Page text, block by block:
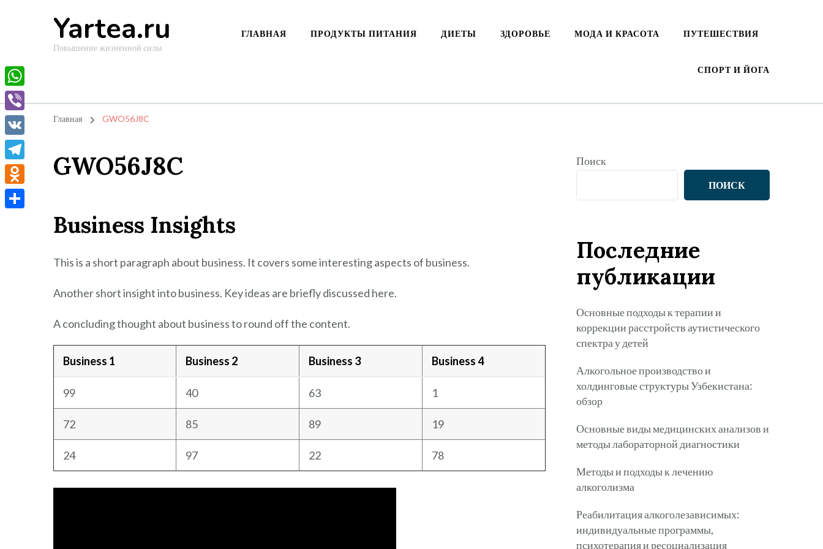
Yartea.ru
Повышение жизненной силы
ГЛАВНАЯ ПРОДУКТЫ ПИТАНИЯ ДИЕТЫ ЗДОРОВЬЕ МОДА И КРАСОТА ПУТЕШЕСТВИЯ
СПОРТ И ЙОГА
Главная GWO56J8C
GWO56J8C
Business Insights
This is a short paragraph about business. It covers some interesting aspects of business.
Another short insight into business. Key ideas are briefly discussed here.
A concluding thought about business to round off the content.
Business 1 Business 2 Business 3 Business 4
99 40 63 1
72 85 89 19
24 97 22 78
Поиск
ПОИСК
Последние
публикации
Основные подходы к терапии и
коррекции расстройств аутистического
спектра у детей
Алкогольное производство и
холдинговые структуры Узбекистана:
обзор
Основные виды медицинских анализов и
методы лабораторной диагностики
Методы и подходы к лечению
алкоголизма
Реабилитация алкоголезависимых:
индивидуальные программы,
психотерапия и ресоциализация
WhatsApp
Viber
VK
Telegram
Odnoklassniki
Отправить